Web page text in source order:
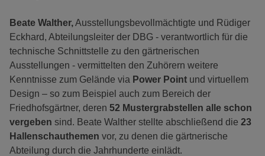
Beate Walther,Ausstellungsbevollmächtigte und Rüdiger
Eckhard, Abteilungsleiter der DBG - verantwortlich für die
technische Schnittstelle zu den gärtnerischen
Ausstellungen - vermittelten den Zuhörern weitere
Kenntnisse zum Gelände via Power Point und virtuellem
Design – so zum Beispiel auch zum Bereich der
Friedhofsgärtner, deren 52 Mustergrabstellen alle schon
vergeben sind. Beate Walther stellte abschließend die 23
Hallenschauthemen vor, zu denen die gärtnerische
Abteilung durch die Jahrhunderte einlädt.